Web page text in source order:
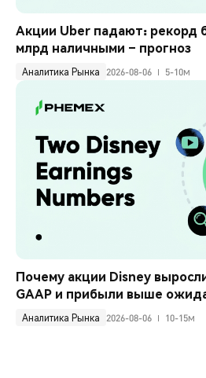
Акции Uber падают: рекорд
млрд наличными – прогноз
Аналитика Рынка 2026-08-06 5-10м
Почему акции Disney
GAAP и прибыли выше
Аналитика Рынка 2026-08-06 10-15м